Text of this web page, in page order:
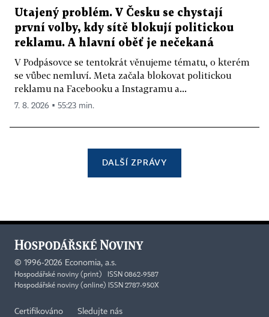
Utajený problém. V Česku se chystají
první volby, kdy sítě blokují politickou
reklamu. A hlavní oběť je nečekaná
V Podpásovce se tentokrát věnujeme tématu, o kterém
se vůbec nemluví. Meta začala blokovat politickou
reklamu na Facebooku a Instagramu a...
7. 8. 2026 ▪ 55:23 min.
DALŠÍ ZPRÁVY
© 1996-2026 Economia, a.s.
Hospodářské noviny (print) ISSN 0862-9587
Hospodářské noviny (online) ISSN 2787-950X
Certifikováno Sledujte nás